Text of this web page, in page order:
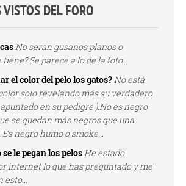
DEL FORO
No seran gusanos planos o
Se parece a lo de la foto...
el color del pelo los gatos?No está
solo revelando más su verdadero
en su pedigre ).No es negro
se quedan más negros que una
negro humo o smoke...
le pegan los pelosHe estado
internet lo que has preguntado y me
esto...